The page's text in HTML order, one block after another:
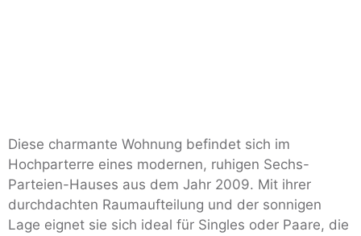
Diese charmante Wohnung befindet sich im
Hochparterre eines modernen, ruhigen Sechs-
Parteien-Hauses aus dem Jahr 2009. Mit ihrer
durchdachten Raumaufteilung und der sonnigen
Lage eignet sie sich ideal für Singles oder Paare, die